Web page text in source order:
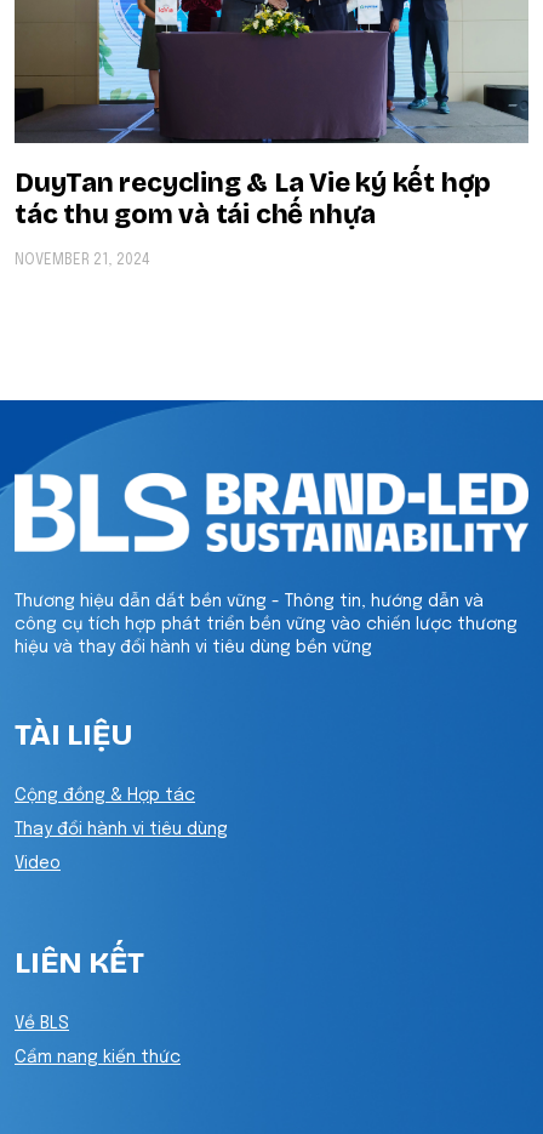
DuyTan recycling & La Vie ký kết hợp
tác thu gom và tái chế nhựa
NOVEMBER 21, 2024
Thương hiệu dẫn dắt bền vững - Thông tin, hướng dẫn và
công cụ tích hợp phát triển bền vững vào chiến lược thương
hiệu và thay đổi hành vi tiêu dùng bền vững
TÀI LIỆU
Cộng đồng & Hợp tác
Thay đổi hành vi tiêu dùng
Video
LIÊN KẾT
Về BLS
Cẩm nang kiến thức